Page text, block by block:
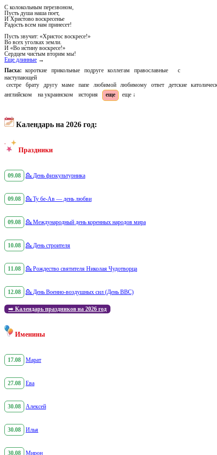
С колокольным перезвоном,
Пусть душа наша поет,
И Христово воскресенье
Радость всем нам принесет!
Пусть звучит: «Христос воскресе!»
Во всех уголках земли.
И «Во истину воскресе!»
Сердцем чистым вторим мы!
Еще длинные →
Пасха: короткие прикольные подруге коллегам православные
с
наступающей
сестре
брату другу маме папе любимой любимому ответ детские
английском
на украинском история еще еще ↓
Календарь на 2026 год:
Праздники
09.08 💁 День физкультурника
09.08 💁 Ту бе-Ав — день любви
09.08 💁 Международный день коренных народов мира
10.08 💁 День строителя
11.08 💁 Рождество святителя Николая Чудотворца
12.08 💁 День Военно-воздушных сил (День ВВС)
➡️ Календарь праздников на 2026 год
Именины
17.08 Марат
27.08 Ева
30.08 Алексей
30.08 Илья
30.08 Мирон